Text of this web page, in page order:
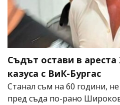
Съдът остави в
казуса с ВиК-Бургас
Станал съм на 60 години,
пред съда по-рано